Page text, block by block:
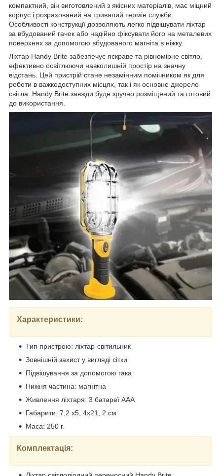
компактний, він виготовлений з якісних матеріалів, має міцний
корпус і розрахований на тривалий термін служби.
Особливості конструкції дозволяють легко підвішувати ліхтар
за вбудований гачок або надійно фіксувати його на металевих
поверхнях за допомогою вбудованого магніта в ніжку.
Ліхтар Handy Brite забезпечує яскраве та рівномірне світло,
ефективно освітлюючи навколишній простір на значну
відстань. Цей пристрій стане незамінним помічником як для
роботи в важкодоступних місцях, так і як основне джерело
світла. Handy Brite завжди буде зручно розміщений та готовий
до використання.
Характеристики:
Тип пристрою: ліхтар-світильник
Зовнішній захист у вигляді сітки
Підвішування за допомогою гака
Нижня частина: магнітна
Живлення ліхтаря: 3 батареї ААА
Габарити: 7,2 х5, 4х21, 2 см
Маса: 250 г.
Комплектація: